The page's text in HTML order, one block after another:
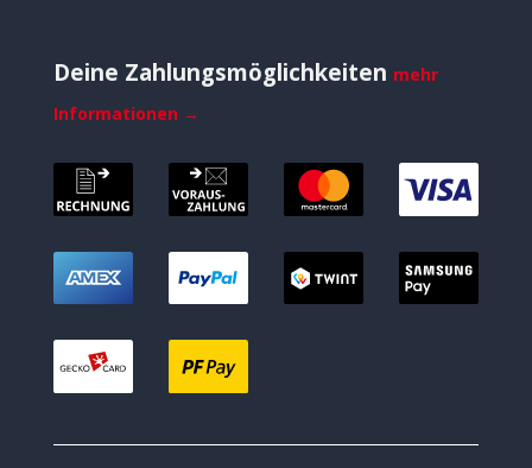
Deine Zahlungsmöglichkeiten mehr
Informationen →